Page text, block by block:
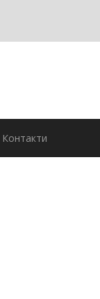
Контакти